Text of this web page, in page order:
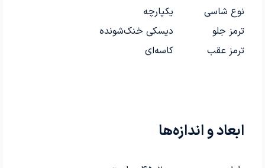
نوع شاسی
یکپارچه
ترمز جلو
دیسکی خنک‌شونده
ترمز عقب
کاسه‌ای
ابعاد و اندازه‌ها